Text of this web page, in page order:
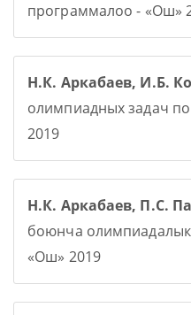
программалоо - «Ош»
Н.К. Аркабаев, И.Б.
олимпиадных задач
2019
Н.К. Аркабаев, П.С.
боюнча
«Ош» 2019